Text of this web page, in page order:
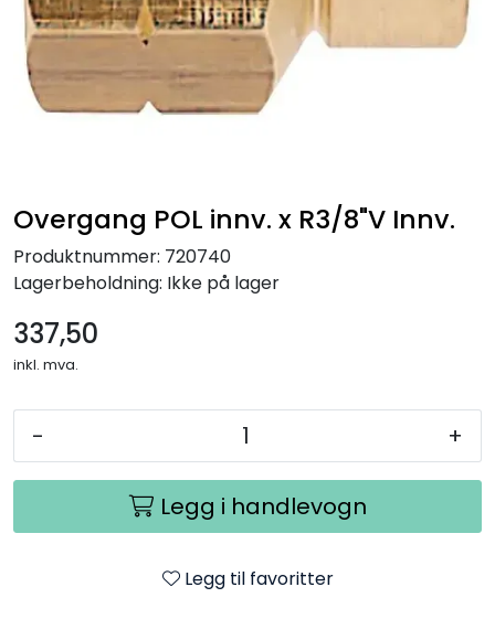
Overgang POL innv. x R3/8"V Innv.
Produktnummer: 720740
Lagerbeholdning: Ikke på lager
337,50
inkl. mva.
- +
Legg i handlevogn
Legg til favoritter